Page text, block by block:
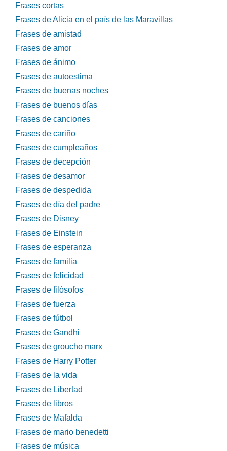
Frases cortas
Frases de Alicia en el país de las Maravillas
Frases de amistad
Frases de amor
Frases de ánimo
Frases de autoestima
Frases de buenas noches
Frases de buenos días
Frases de canciones
Frases de cariño
Frases de cumpleaños
Frases de decepción
Frases de desamor
Frases de despedida
Frases de día del padre
Frases de Disney
Frases de Einstein
Frases de esperanza
Frases de familia
Frases de felicidad
Frases de filósofos
Frases de fuerza
Frases de fútbol
Frases de Gandhi
Frases de groucho marx
Frases de Harry Potter
Frases de la vida
Frases de Libertad
Frases de libros
Frases de Mafalda
Frases de mario benedetti
Frases de música